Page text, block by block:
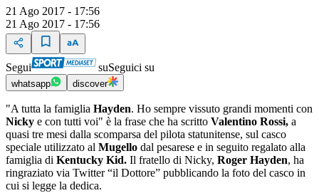
21 Ago 2017 - 17:56
21 Ago 2017 - 17:56
Segui suSeguici su
whatsapp discover
"A tutta la famiglia Hayden. Ho sempre vissuto grandi momenti con
Nicky e con tutti voi" è la frase che ha scritto Valentino Rossi, a
quasi tre mesi dalla scomparsa del pilota statunitense, sul casco
speciale utilizzato al Mugello dal pesarese e in seguito regalato alla
famiglia di Kentucky Kid. Il fratello di Nicky, Roger Hayden, ha
ringraziato via Twitter “il Dottore” pubblicando la foto del casco in
cui si legge la dedica.